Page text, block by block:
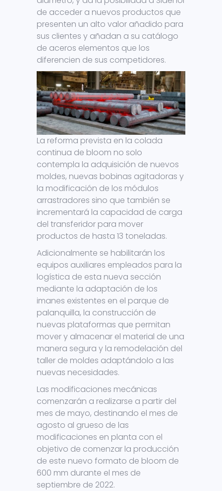
de acceder a nuevos productos que
presenten un alto valor añadido para
sus clientes y añadan a su catálogo
de aceros elementos que los
diferencien de sus competidores.
La reforma prevista en la colada
continua de bloom no solo
contempla la adquisición de nuevos
moldes, nuevas bobinas agitadoras y
la modificación de los módulos
arrastradores sino que también se
incrementará la capacidad de carga
del transferidor para mover
productos de hasta 13 toneladas.
Adicionalmente se habilitarán los
equipos auxiliares empleados para la
logística de esta nueva sección
mediante la adaptación de los
imanes existentes en el parque de
palanquilla, la construcción de
nuevas plataformas que permitan
mover y almacenar el material de una
manera segura y la remodelación del
taller de moldes adaptándolo a las
nuevas necesidades.
Las modificaciones mecánicas
comenzarán a realizarse a partir del
mes de mayo, destinando el mes de
agosto al grueso de las
modificaciones en planta con el
objetivo de comenzar la producción
de este nuevo formato de bloom de
600 mm durante el mes de
septiembre de 2022.